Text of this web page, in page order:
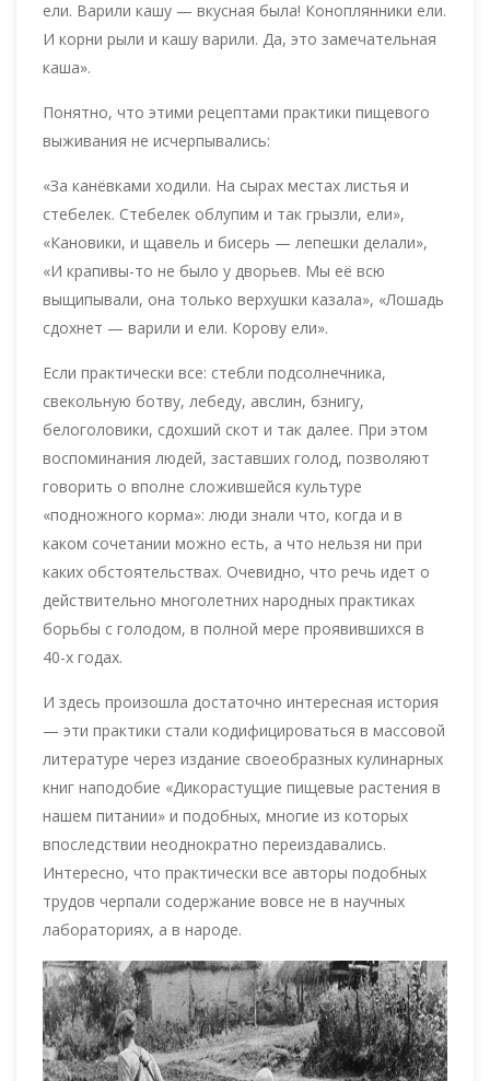
ели. Варили кашу — вкусная была! Коноплянники ели.
И корни рыли и кашу варили. Да, это замечательная
каша».
Понятно, что этими рецептами практики пищевого
выживания не исчерпывались:
«За канёвками ходили. На сырах местах листья и
стебелек. Стебелек облупим и так грызли, ели»,
«Кановики, и щавель и бисерь — лепешки делали»,
«И крапивы-то не было у дворьев. Мы её всю
выщипывали, она только верхушки казала», «Лошадь
сдохнет — варили и ели. Корову ели».
Если практически все: стебли подсолнечника,
свекольную ботву, лебеду, авслин, бзнигу,
белоголовики, сдохший скот и так далее. При этом
воспоминания людей, заставших голод, позволяют
говорить о вполне сложившейся культуре
«подножного корма»: люди знали что, когда и в
каком сочетании можно есть, а что нельзя ни при
каких обстоятельствах. Очевидно, что речь идет о
действительно многолетних народных практиках
борьбы с голодом, в полной мере проявившихся в
40-х годах.
И здесь произошла достаточно интересная история
— эти практики стали кодифицироваться в массовой
литературе через издание своеобразных кулинарных
книг наподобие «Дикорастущие пищевые растения в
нашем питании» и подобных, многие из которых
впоследствии неоднократно переиздавались.
Интересно, что практически все авторы подобных
трудов черпали содержание вовсе не в научных
лабораториях, а в народе.